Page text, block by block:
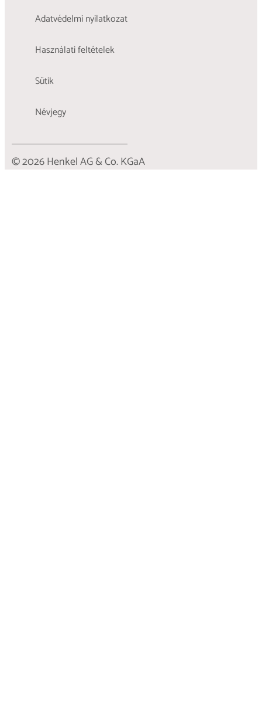
Adatvédelmi nyilatkozat
Használati feltételek
Sütik
Névjegy
© 2026 Henkel AG & Co. KGaA